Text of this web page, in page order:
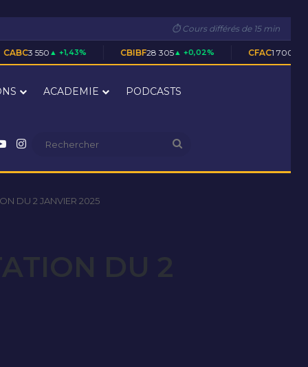
⏱ Cours différés de 15 min
CBIBF28 305 ▲ +0,02% CFAC1 700 ▲ +0,59%
ACADEMIE PODCASTS
YouTube
Instagram
DU 2 JANVIER 2025